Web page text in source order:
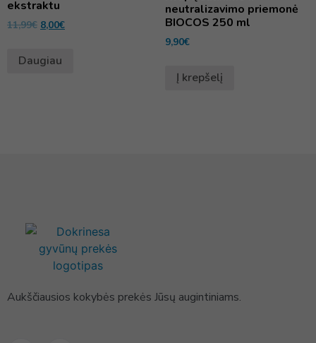
ekstraktu
11,99€ 8,00€
Daugiau
neutralizavimo priemonė
BIOCOS 250 ml
9,90€
Į krepšelį
Aukščiausios kokybės prekės Jūsų augintiniams.